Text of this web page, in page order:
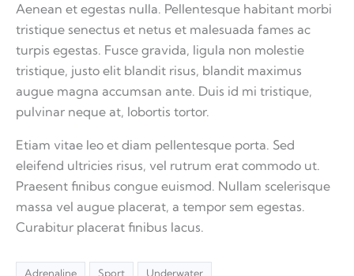
Aenean et egestas nulla. Pellentesque habitant morbi
tristique senectus et netus et malesuada fames ac
turpis egestas. Fusce gravida, ligula non molestie
tristique, justo elit blandit risus, blandit maximus
augue magna accumsan ante. Duis id mi tristique,
pulvinar neque at, lobortis tortor.
Etiam vitae leo et diam pellentesque porta. Sed
eleifend ultricies risus, vel rutrum erat commodo ut.
Praesent finibus congue euismod. Nullam scelerisque
massa vel augue placerat, a tempor sem egestas.
Curabitur placerat finibus lacus.
Adrenaline Sport Underwater